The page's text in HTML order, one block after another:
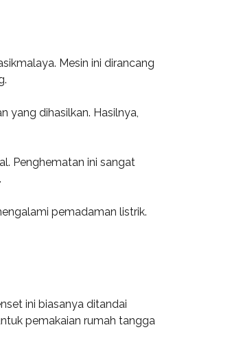
Mesin ini dirancang
yang dihasilkan. Hasilnya,
Penghematan ini sangat
pemadaman listrik.
ini biasanya ditandai
pemakaian rumah tangga